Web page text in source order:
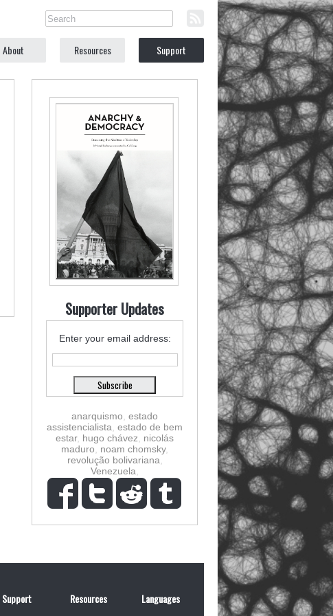
About Resources Support
Supporter Updates
Enter your email address:
anarquismo estado
assistencialista estado de bem
estar, hugo chávez
nicolás
maduro
noam chomsky,
revolução bolivariana
Venezuela
Support Resources Languages